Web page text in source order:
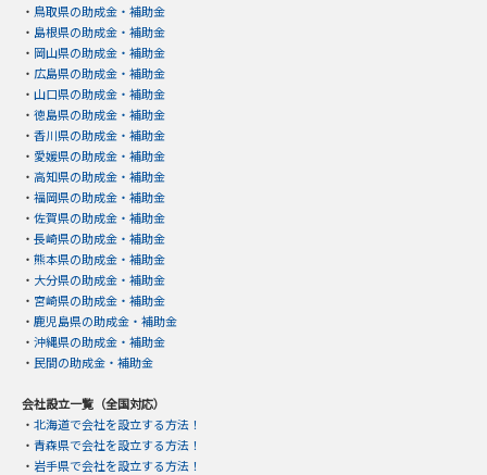
・ 鳥取県の助成金・補助金
・ 島根県の助成金・補助金
・ 岡山県の助成金・補助金
・ 広島県の助成金・補助金
・ 山口県の助成金・補助金
・ 徳島県の助成金・補助金
・ 香川県の助成金・補助金
・ 愛媛県の助成金・補助金
・ 高知県の助成金・補助金
・ 福岡県の助成金・補助金
・ 佐賀県の助成金・補助金
・ 長崎県の助成金・補助金
・ 熊本県の助成金・補助金
・ 大分県の助成金・補助金
・ 宮崎県の助成金・補助金
・ 鹿児島県の助成金・補助金
・ 沖縄県の助成金・補助金
・ 民間の助成金・補助金
会社設立一覧（全国対応）
・ 北海道で会社を設立する方法！
・ 青森県で会社を設立する方法！
・ 岩手県で会社を設立する方法！